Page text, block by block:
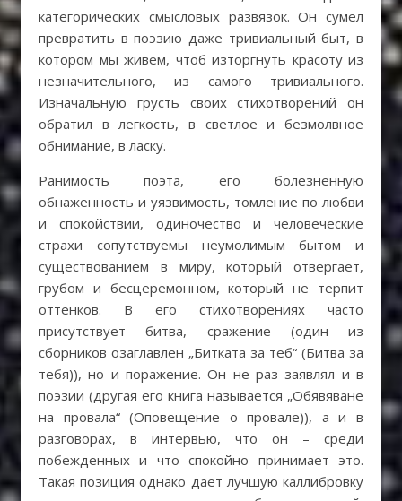
категорических смысловых развязок. Он сумел
превратить в поэзию даже тривиальный быт, в
котором мы живем, чтоб изторгнуть красоту из
незначительного, из самого тривиального.
Изначальную грусть своих стихотворений он
обратил в легкость, в светлое и безмолвное
обнимание, в ласку.
Ранимость поэта, его болезненную
обнаженность и уязвимость, томление по любви
и спокойствии, одиночество и человеческие
страхи сопутствуемы неумолимым бытом и
существованием в миру, который отвергает,
грубом и бесцеремонном, который не терпит
оттенков. В его стихотворениях часто
присутствует битва, сражение (один из
сборников озаглавлен „Битката за теб“ (Битва за
тебя)), но и поражение. Он не раз заявлял и в
поэзии (другая его книга называется „Обявяване
на провала“ (Оповещение о провале)), а и в
разговорах, в интервью, что он – среди
побежденных и что спокойно принимает это.
Такая позиция однако дает лучшую каллибровку